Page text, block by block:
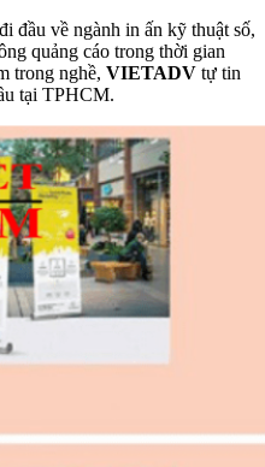
đầu về ngành in ấn kỹ thuật số,
quảng cáo trong thời gian
trong nghề, VIETADV tự tin
tại TPHCM.